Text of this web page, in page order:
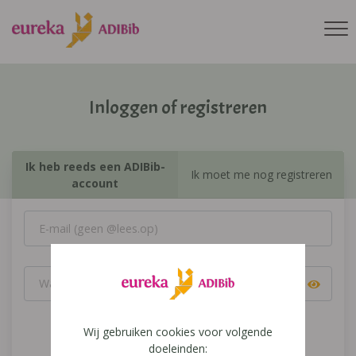
Inloggen of registreren
Ik heb reeds een ADIBib-
account
Ik moet me nog registreren
Inloggen
Wij gebruiken cookies voor volgende
doeleinden: